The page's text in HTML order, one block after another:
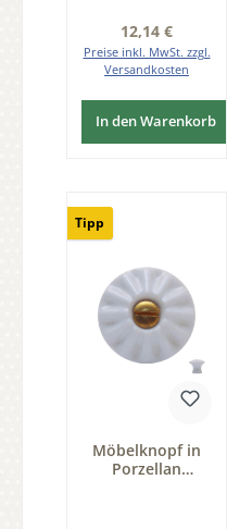
Regulärer Preis:
12,14 €
Preise inkl. MwSt. zzgl.
Versandkosten
In den Warenkorb
Tipp
Möbelknopf in
Porzellan